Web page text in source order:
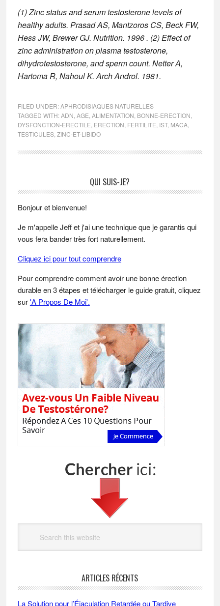
(1) Zinc status and serum testosterone levels of
healthy adults. Prasad AS, Mantzoros CS, Beck FW,
Hess JW, Brewer GJ. Nutrition. 1996 . (2) Effect of
zinc administration on plasma testosterone,
dihydrotestosterone, and sperm count. Netter A,
Hartoma R, Nahoul K. Arch Androl. 1981.
FILED UNDER:APHRODISIAQUES NATURELLES
TAGGED WITH:ADN AGE ALIMENTATION BONNE-ERECTION
DYSFONCTION-ERECTILE ERECTION FERTILITE IST, MACA,
TESTICULES, ZINC-ET-LIBIDO
Sidebar
QUI SUIS-JE?
Bonjour et bienvenue!
Je m'appelle Jeff et j'ai une technique que je garantis qui
vous fera bander très fort naturellement.
Cliquez ici pour tout comprendre
Pour comprendre comment avoir une bonne érection
durable en 3 étapes et télécharger le guide gratuit, cliquez
sur'A Propos De Moi'.
website
ARTICLES RÉCENTS
La Solution pour l’Éjaculation Retardée ou Tardive